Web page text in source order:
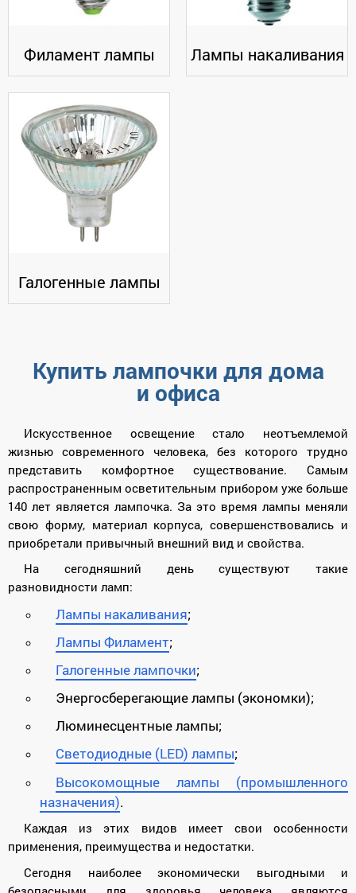
Филамент лампы Лампы накаливания
Галогенные лампы
Купить лампочки для дома
и офиса
Искусственное освещение стало неотъемлемой
жизнью современного человека, без которого трудно
представить комфортное существование. Самым
распространенным осветительным прибором уже больше
140 лет является лампочка. За это время лампы меняли
свою форму, материал корпуса, совершенствовались и
приобретали привычный внешний вид и свойства.
На сегодняшний день существуют такие
разновидности ламп:
Лампы накаливания;
Лампы Филамент;
Галогенные лампочки;
Энергосберегающие лампы (экономки);
Люминесцентные лампы;
Светодиодные (LED) лампы;
Высокомощные лампы (промышленного
назначения).
Каждая из этих видов имеет свои особенности
применения, преимущества и недостатки.
Сегодня наиболее экономически выгодными и